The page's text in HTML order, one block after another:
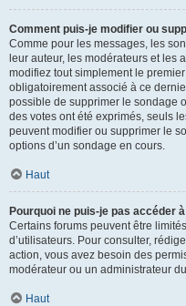
Comment puis-je modifier ou
Comme pour les messages, les
leur auteur, les modérateurs et les
modifiez tout simplement le
obligatoirement associé à ce
possible de supprimer le sondage
des votes ont été exprimés, seuls
peuvent modifier ou supprimer le
options d’un sondage en cours.
Haut
Pourquoi ne puis-je pas accéder
Certains forums peuvent être
d’utilisateurs. Pour consulter,
action, vous avez besoin des
modérateur ou un administrateur
Haut